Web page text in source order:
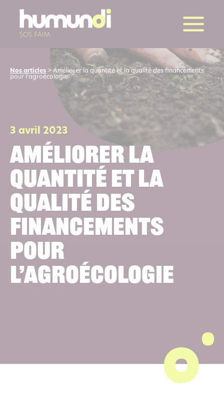
Nos articles >Améliorer la quantité et la qualité des financements
pour l’agroécologie
3 avril 2023
Améliorer la
quantité et la
qualité des
financements
pour
l’agroécologie